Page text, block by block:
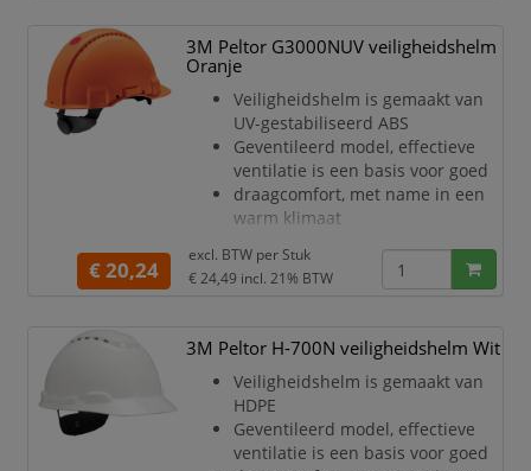
draagcomfort, met name in een
warm klimaat
kunststof zweetband voor meer
comfort en
hygiëne
Hel
3M Peltor G3000NUV veiligheidshelm
Oranje
Veiligheidshelm is gemaakt van
UV-gestabiliseerd ABS
Geventileerd model, effectieve
ventilatie is een basis voor goed
draagcomfort, met name in een
warm klimaat
kunststof zweetband voor meer
comfort en
Helm is voorzien van een 4-punts
textielen binnenwerk
Het binnenwerk is voorzien van
een draaiknopinstelling
De Uvicator sensorschijf vertelt u
wanneer de helm vervangen
€ 20,24
excl. BTW per Stuk
€ 24,49 incl. 21% BTW
3M Peltor H-700N veiligheidshelm Wit
Veiligheidshelm is gemaakt van
HDPE
Geventileerd model, effectieve
ventilatie is een basis voor goed